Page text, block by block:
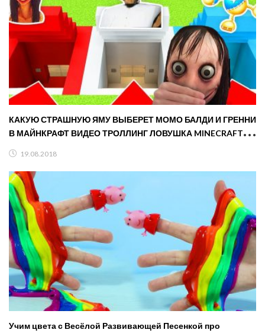
КАКУЮ СТРАШНУЮ ЯМУ ВЫБЕРЕТ МОМО БАЛДИ И ГРЕННИ
В МАЙНКРАФТ ВИДЕО ТРОЛЛИНГ ЛОВУШКА MINECRAFT
СЕРИАЛ
19.08.2018
Учим цвета с Весёлой Развивающей Песенкой про